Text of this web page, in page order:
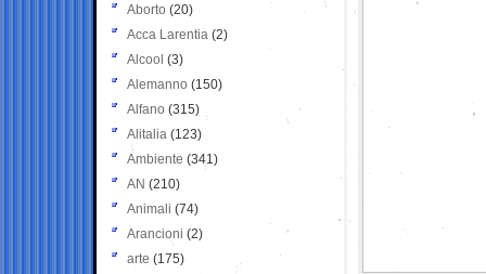
Aborto (20)
Acca Larentia (2)
Alcool (3)
Alemanno (150)
Alfano (315)
Alitalia (123)
Ambiente (341)
AN (210)
Animali (74)
Arancioni (2)
arte (175)